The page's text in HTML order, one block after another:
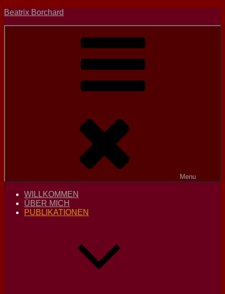
Skip
Beatrix Borchard
Menu
WILLKOMMEN
ÜBER MICH
PUBLIKATIONEN